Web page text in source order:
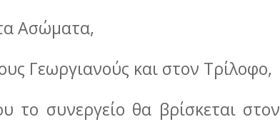
Ασώματα,
Γεωργιανούς και στον Τρίλοφο,
το συνεργείο θα βρίσκεται στον